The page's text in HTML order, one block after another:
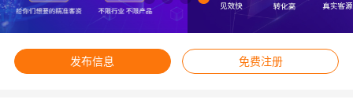
发布信息 免费注册